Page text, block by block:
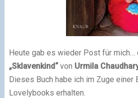
Heute gab es wieder Post für mich…
„Sklavenkind“von Urmila
Dieses Buch habe ich im Zuge einer
Lovelybooks erhalten.